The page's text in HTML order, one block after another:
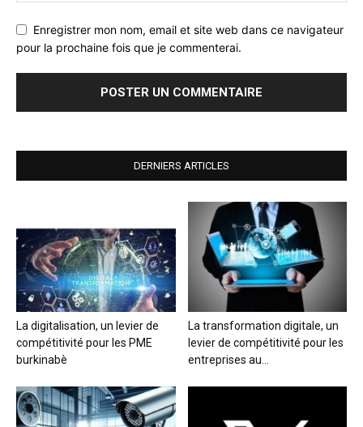
Enregistrer mon nom, email et site web dans ce navigateur
pour la prochaine fois que je commenterai.
DERNIERS ARTICLES
La digitalisation, un levier de
compétitivité pour les PME
burkinabè
La transformation digitale, un
levier de compétitivité pour les
entreprises au...